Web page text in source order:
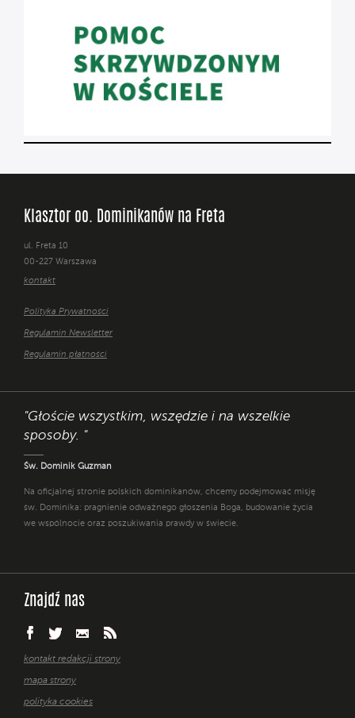
Klasztor oo. Dominikanów na Freta
ul. Freta 10
00-227 Warszawa
kontakt
Polityka Prywatności
Regulamin Newsletter
Regulamin płatności
"Głoście wszystkim, wszędzie i na wszelkie
sposoby. "
Św. Dominik Guzman
Na oficjalnej stronie polskich dominikanów, chcemy podejmować misję
św. Dominika: pragnienie odważnego głoszenia Boga, budowanie życia
we wspólnocie oraz poszukiwania prawdy w świecie.
Znajdź nas
kontakt redakcji strony
mapa strony
polityka cookies